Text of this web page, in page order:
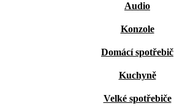
Audio
Konzole
Domácí spotřebič
Kuchyně
Velké spotřebiče